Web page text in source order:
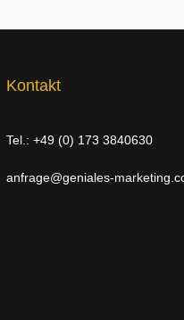
Kontakt
Tel.: +49 (0) 173 3840630
anfrage@geniales-